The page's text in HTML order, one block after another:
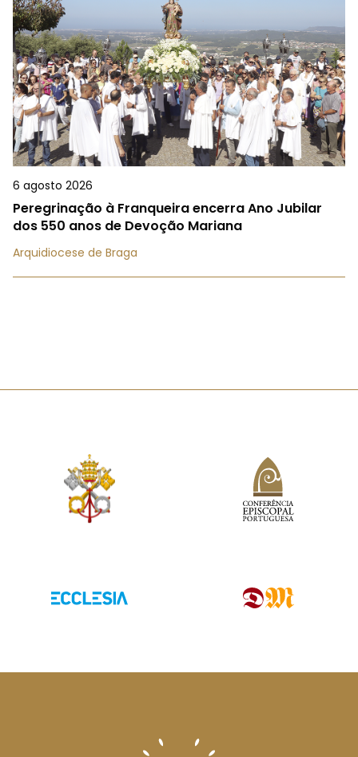
6 agosto 2026
Peregrinação à Franqueira encerra Ano Jubilar
dos 550 anos de Devoção Mariana
Arquidiocese de Braga